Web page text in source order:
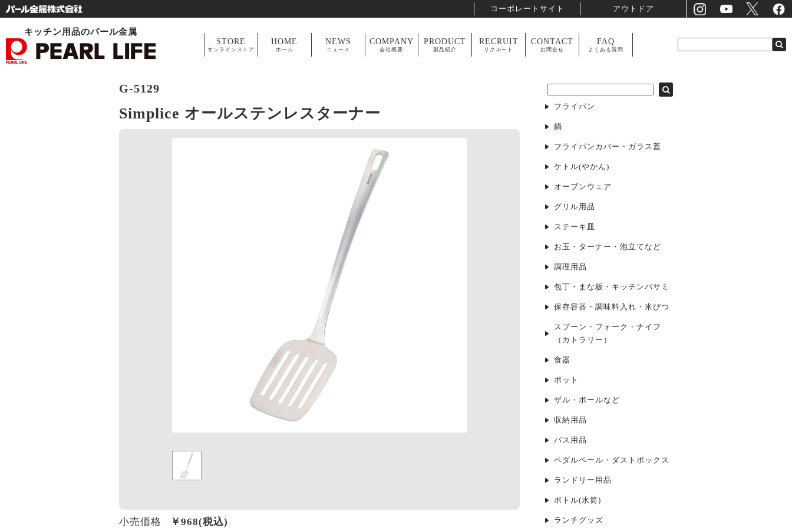
コーポレートサイト アウトドア
キッチン用品のパール金属
STORE
オンラインストア
HOME
ホーム
NEWS
ニュース
COMPANY
会社概要
PRODUCT
製品紹介
RECRUIT
リクルート
CONTACT
お問合せ
FAQ
よくある質問
G-5129
Simplice オールステンレスターナー
小売価格 ￥ 968(税込)
フライパン
鍋
フライパンカバー・ガラス蓋
ケトル(やかん)
オーブンウェア
グリル用品
ステーキ皿
お玉・ターナー・泡立てなど
調理用品
包丁・まな板・キッチンバサミ
保存容器・調味料入れ・米びつ
スプーン・フォーク・ナイフ
（カトラリー）
食器
ポット
ザル・ボールなど
収納用品
バス用品
ペダルペール・ダストボックス
ランドリー用品
ボトル(水筒)
ランチグッズ